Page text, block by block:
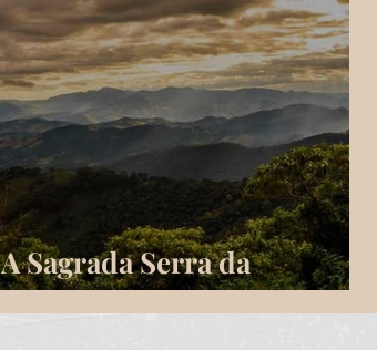
A Sagrada Serra da
Mantiqueira